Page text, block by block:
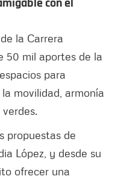
la Carrera
50 mil aportes de la
para
movilidad, armonía
propuestas de
López, y desde su
ofrecer una